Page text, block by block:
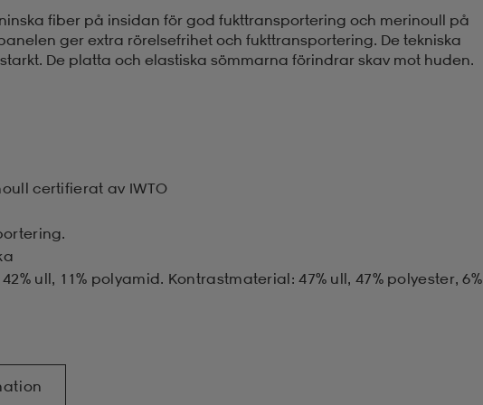
fiber på insidan för god fukttransportering och merinoull på
ger extra rörelsefrihet och fukttransportering. De tekniska
De platta och elastiska sömmarna förindrar skav mot huden.
certifierat av IWTO
ull, 11% polyamid. Kontrastmaterial: 47% ull, 47% polyester, 6%